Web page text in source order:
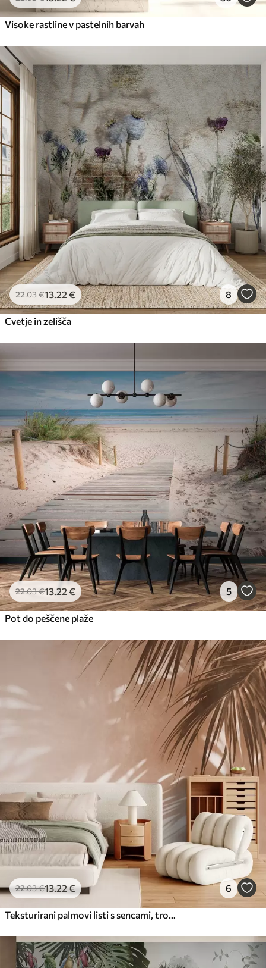
Visoke rastline v pastelnih barvah
22.03€13 .22 € 8
Cvetje in zelišča
22.03€13 .22 € 5
Pot do peščene plaže
22.03€13.22€ 6